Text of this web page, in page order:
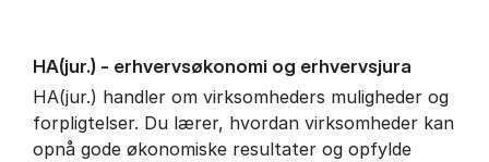
HA(jur.) - erhvervs­økonomi og erhvervs­jura
HA(jur.) handler om virksomheders muligheder og
forpligtelser. Du lærer, hvordan virksomheder kan
opnå gode økonomiske resultater og opfylde